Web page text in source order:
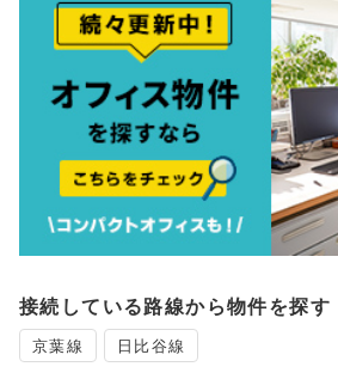
接続している路線から物件を探す
京葉線 日比谷線